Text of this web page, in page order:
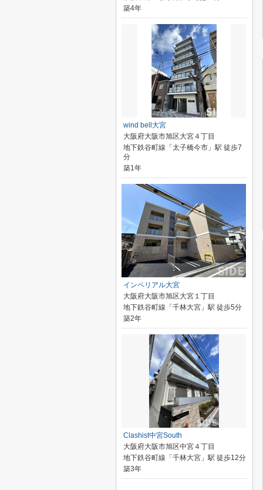
築4年
wind bell大宮
大阪府大阪市旭区大宮４丁目
地下鉄谷町線「太子橋今市」駅 徒歩7
分
築1年
インペリアル大宮
大阪府大阪市旭区大宮１丁目
地下鉄谷町線「千林大宮」駅 徒歩5分
築2年
Clashist中宮South
大阪府大阪市旭区中宮４丁目
地下鉄谷町線「千林大宮」駅 徒歩12分
築3年